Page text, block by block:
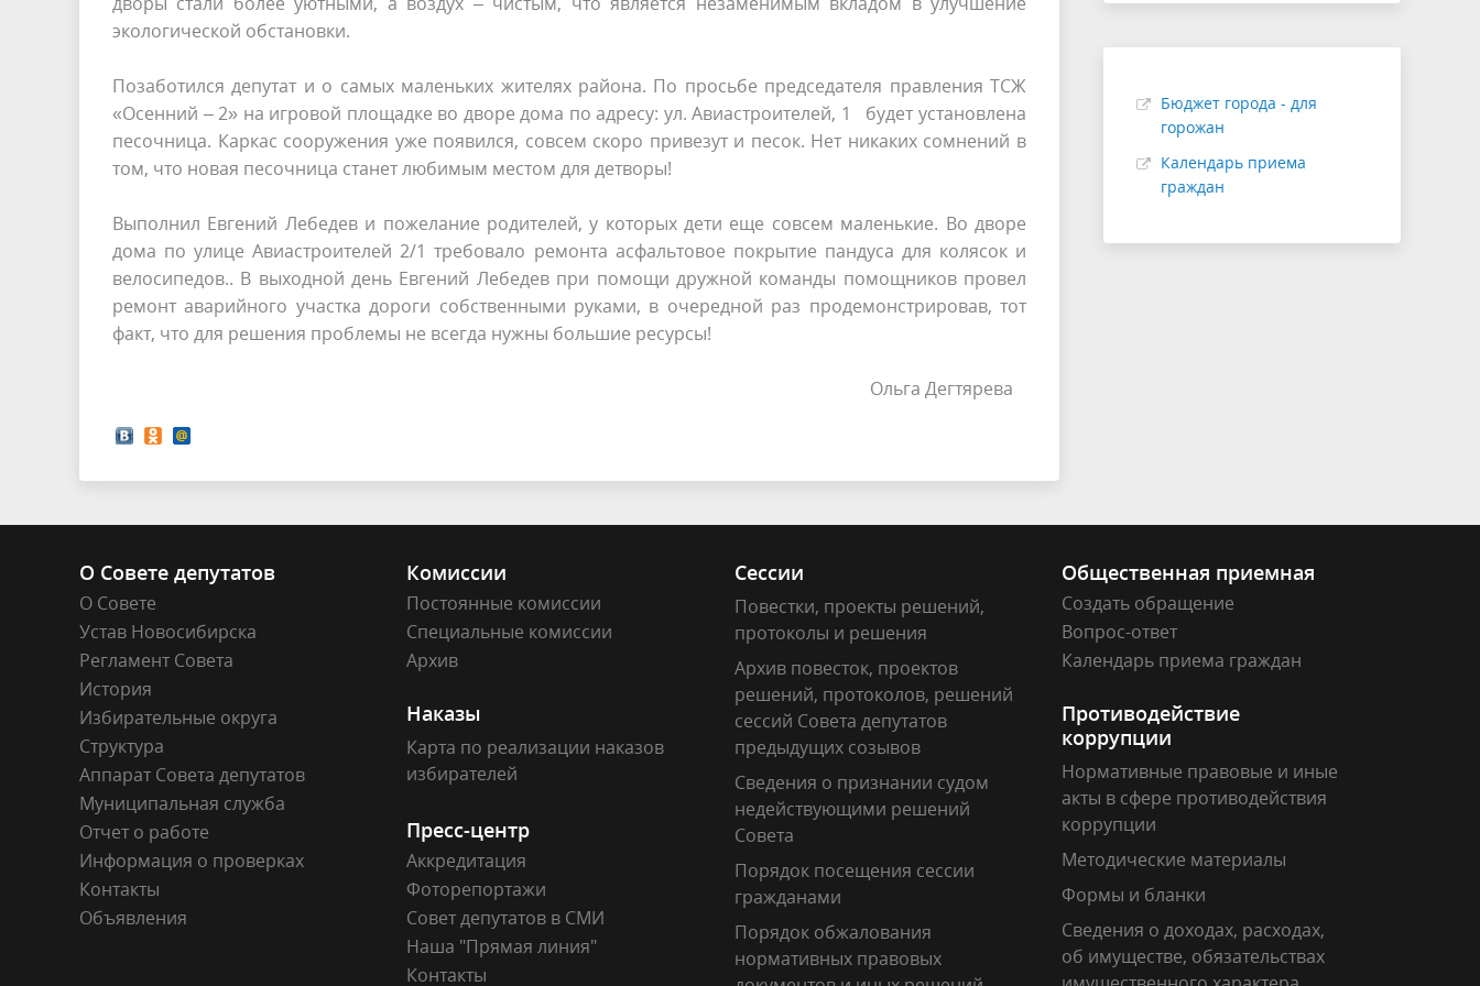
экологической обстановки.
Позаботился депутат и о самых маленьких жителях района. По просьбе председателя правления ТСЖ
«Осенний – 2» на игровой площадке во дворе дома по адресу: ул. Авиастроителей, 1 будет установлена
песочница. Каркас сооружения уже появился, совсем скоро привезут и песок. Нет никаких сомнений в
том, что новая песочница станет любимым местом для детворы!
Выполнил Евгений Лебедев и пожелание родителей, у которых дети еще совсем маленькие. Во дворе
дома по улице Авиастроителей 2/1 требовало ремонта асфальтовое покрытие пандуса для колясок и
велосипедов.. В выходной день Евгений Лебедев при помощи дружной команды помощников провел
ремонт аварийного участка дороги собственными руками, в очередной раз продемонстрировав, тот
факт, что для решения проблемы не всегда нужны большие ресурсы!
Ольга Дегтярева
Бюджет города - для
горожан
Календарь приема
граждан
О Совете депутатов
О Совете
Устав Новосибирска
Регламент Совета
История
Избирательные округа
Структура
Аппарат Совета депутатов
Муниципальная служба
Отчет о работе
Информация о проверках
Контакты
Объявления
Комиссии
Постоянные комиссии
Специальные комиссии
Архив
Сессии
Повестки, проекты решений,
протоколы и решения
Архив повесток, проектов
решений, протоколов, решений
сессий Совета депутатов
предыдущих созывов
Сведения о признании судом
недействующими решений
Совета
Порядок посещения сессии
гражданами
Порядок обжалования
нормативных правовых
Общественная приемная
Создать обращение
Вопрос-ответ
Календарь приема граждан
Наказы
Карта по реализации наказов
избирателей
Противодействие
коррупции
Нормативные правовые и иные
акты в сфере противодействия
коррупции
Методические материалы
Формы и бланки
Сведения о доходах, расходах,
об имуществе, обязательствах
Пресс-центр
Аккредитация
Фоторепортажи
Совет депутатов в СМИ
Наша "Прямая линия"
Контакты